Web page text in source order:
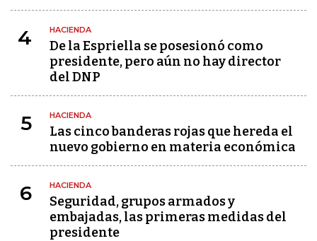
4 HACIENDA
De la Espriella se posesionó como
presidente, pero aún no hay director
del DNP
5 HACIENDA
Las cinco banderas rojas que hereda el
nuevo gobierno en materia económica
6 HACIENDA
Seguridad, grupos armados y
embajadas, las primeras medidas del
presidente